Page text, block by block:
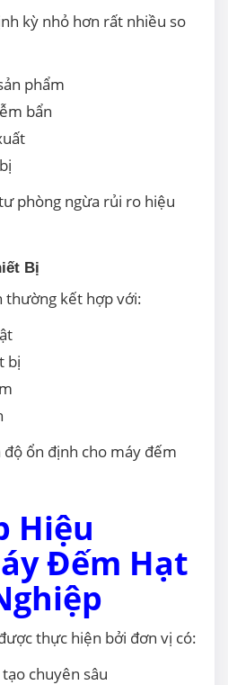
kỳ nhỏ hơn rất nhiều so
phẩm
bẩn
phòng ngừa rủi ro hiệu
Bị
thường kết hợp với:
bị
ổn định cho máy đếm
Hiệu
Đếm Hạt
thực hiện bởi đơn vị có:
chuyên sâu